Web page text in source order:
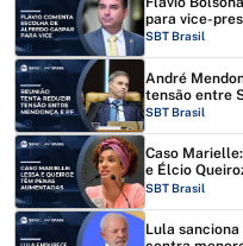
para vice-
SBT Brasil
André
tensão entre
SBT Brasil
Caso
e Élcio
SBT Brasil
Lula